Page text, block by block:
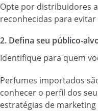
Opte por distribuidores
reconhecidas para evitar
2. Defina seu público-
Identifique para quem
Perfumes importados
conhecer o perfil dos
estratégias de marketing